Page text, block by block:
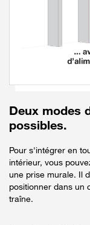
Deux modes
possibles.
Pour s'intégrer en
intérieur, vous
une prise murale. Il
positionner dans un
traîne.